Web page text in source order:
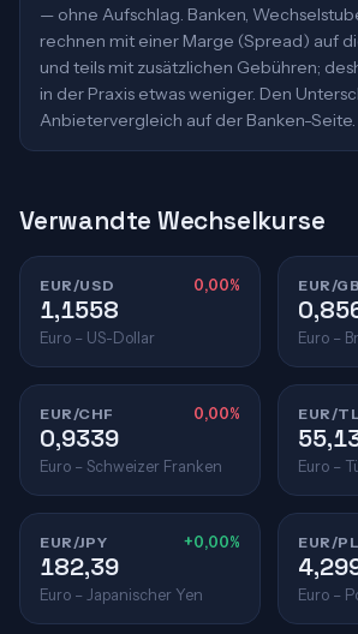
— ohne Aufschlag. Banken,
rechnen mit einer Marge (Spread) auf
und teils mit zusätzlichen Gebühren;
in der Praxis etwas weniger. Den
Anbietervergleich auf der Banken-Seite.
Verwandte Wechselkurse
EUR/USD 0,00%
1,1558
Euro – US-Dollar
EUR/
Euro –
EUR/CHF 0,00%
0,9339
Euro – Schweizer Franken
EUR/TL
Euro –
EUR/JPY +0,00%
182,39
Euro – Japanischer Yen
EUR/
Euro –